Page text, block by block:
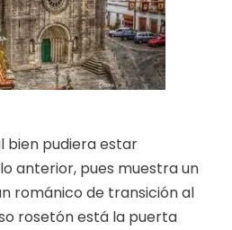
bien pudiera estar
anterior, pues muestra un
románico de transición al
rosetón está la puerta